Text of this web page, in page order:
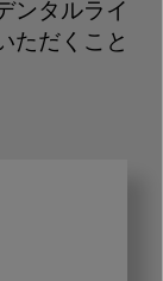
ンタルライ
ただくこと